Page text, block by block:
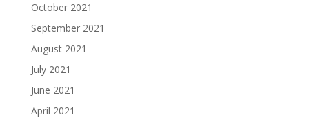
October 2021
September 2021
August 2021
July 2021
June 2021
April 2021